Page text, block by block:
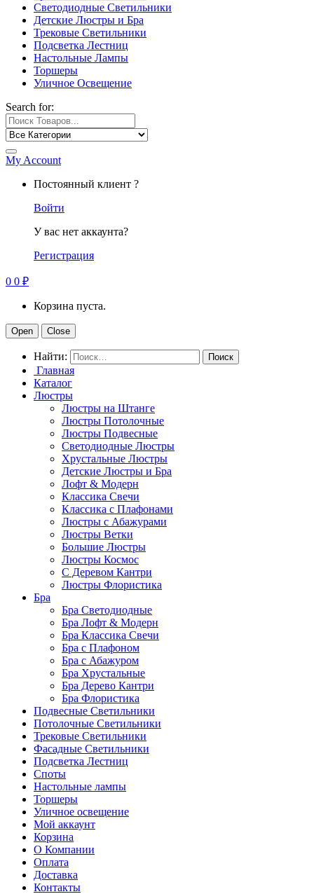
Светодиодные Светильники
Детские Люстры и Бра
Трековые Светильники
Подсветка Лестниц
Настольные Лампы
Торшеры
Уличное Освещение
Search for:
My Account
Постоянный клиент ?
Войти
У вас нет аккаунта?
Регистрация
0 0 ₽
Корзина пуста.
Open Close
Найти:
Главная
Каталог
Люстры
Люстры на Штанге
Люстры Потолочные
Люстры Подвесные
Светодиодные Люстры
Хрустальные Люстры
Детские Люстры и Бра
Лофт & Модерн
Классика Свечи
Классика с Плафонами
Люстры с Абажурами
Люстры Ветки
Большие Люстры
Люстры Космос
С Деревом Кантри
Люстры Флористика
Бра
Бра Светодиодные
Бра Лофт & Модерн
Бра Классика Свечи
Бра с Плафоном
Бра с Абажуром
Бра Хрустальные
Бра Дерево Кантри
Бра Флористика
Подвесные Светильники
Потолочные Светильники
Трековые Светильники
Фасадные Светильники
Подсветка Лестниц
Споты
Настольные лампы
Торшеры
Уличное освещение
Мой аккаунт
Корзина
О Компании
Оплата
Доставка
Контакты